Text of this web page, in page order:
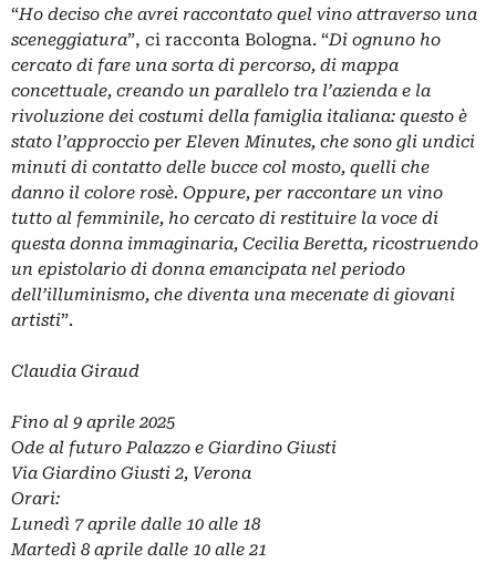
“Ho deciso che avrei raccontato quel vino attraverso una
sceneggiatura”, ci racconta Bologna. “Di ognuno ho
cercato di fare una sorta di percorso, di mappa
concettuale, creando un parallelo tra l’azienda e la
rivoluzione dei costumi della famiglia italiana: questo è
stato l’approccio per Eleven Minutes, che sono gli undici
minuti di contatto delle bucce col mosto, quelli che
danno il colore rosè. Oppure, per raccontare un vino
tutto al femminile, ho cercato di restituire la voce di
questa donna immaginaria, Cecilia Beretta, ricostruendo
un epistolario di donna emancipata nel periodo
dell’illuminismo, che diventa una mecenate di giovani
artisti”.
Claudia Giraud
Fino al 9 aprile 2025
Ode al futuro Palazzo e Giardino Giusti
Via Giardino Giusti 2, Verona
Orari:
Lunedì 7 aprile dalle 10 alle 18
Martedì 8 aprile dalle 10 alle 21